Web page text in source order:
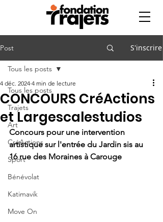
Post S'inscrire
Tous les posts
Trajets
Art
CréActions
Sport
Bénévolat
Katimavik
Move On
Tous les posts
CONCOURS CréActions
et Largescalestudios
4 déc. 2024 4 min de lecture
Concours pour une intervention
artistique sur l'entrée du Jardin sis au
16 rue des Moraines à Carouge